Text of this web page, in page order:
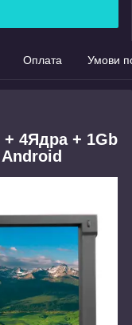
Оплата Умови
+ 4Ядра + 1Gb